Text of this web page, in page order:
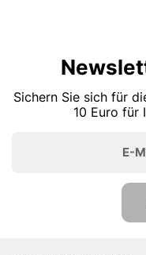
Sichern Sie sich für
10 Euro für
E-